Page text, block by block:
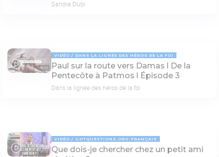
Sandra Dubi
04:53
VIDÉO DANS LA LIGNÉE DES HÉROS DE LA FOI
Paul sur la route vers Damas l De la
Pentecôte à Patmos l Épisode 3
Dans la lignée des héros de la foi
06:08
VIDÉO GOTQUESTIONS.ORG-FRANÇAIS
Que dois-je chercher chez un petit ami